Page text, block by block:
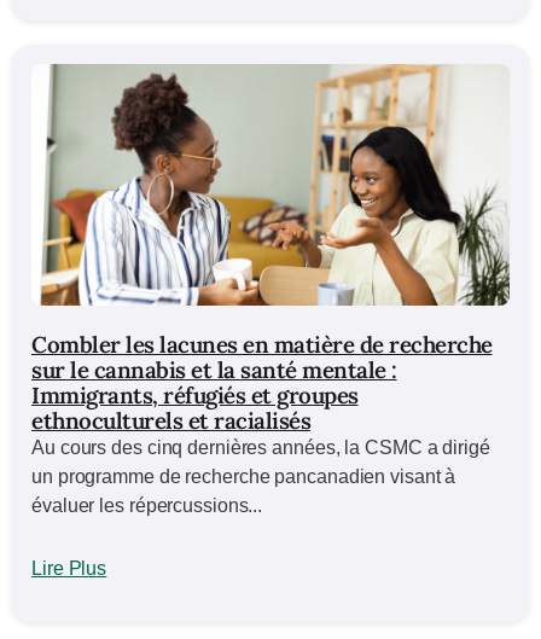
Combler les lacunes en matière de recherche
sur le cannabis et la santé mentale :
Immigrants, réfugiés et groupes
ethnoculturels et racialisés
Au cours des cinq dernières années, la CSMC a dirigé
un programme de recherche pancanadien visant à
évaluer les répercussions...
Lire Plus